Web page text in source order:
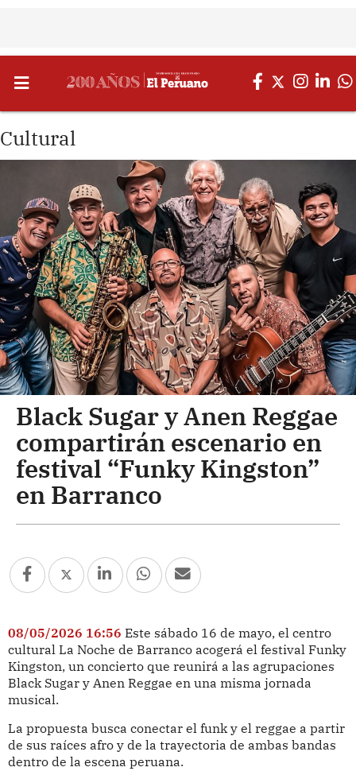
Cultural
Black Sugar y Anen Reggae
compartirán escenario en
festival “Funky Kingston”
en Barranco
08/05/2026 16:56 Este sábado 16 de mayo, el centro
cultural La Noche de Barranco acogerá el festival Funky
Kingston, un concierto que reunirá a las agrupaciones
Black Sugar y Anen Reggae en una misma jornada
musical.
La propuesta busca conectar el funk y el reggae a partir
de sus raíces afro y de la trayectoria de ambas bandas
dentro de la escena peruana.